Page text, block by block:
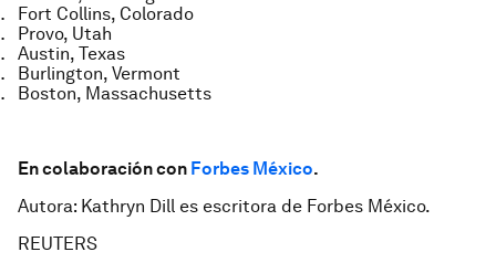
Fort Collins, Colorado
Provo, Utah
Austin, Texas
Burlington, Vermont
Boston, Massachusetts
En colaboración con Forbes México.
Autora: Kathryn Dill es escritora de Forbes México.
REUTERS